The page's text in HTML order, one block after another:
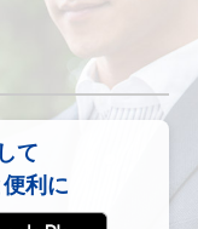
て
利に